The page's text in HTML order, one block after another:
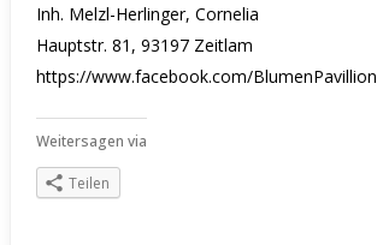
Inh. Melzl-Herlinger, Cornelia
Hauptstr. 81, 93197 Zeitlam
https://www.facebook.com/BlumenPavillion
Weitersagen via
Teilen